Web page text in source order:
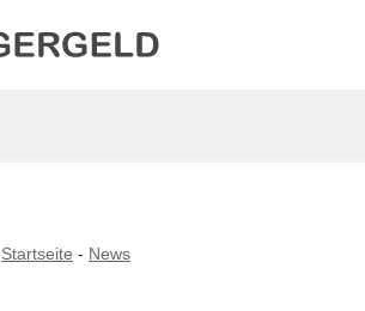
Startseite - News